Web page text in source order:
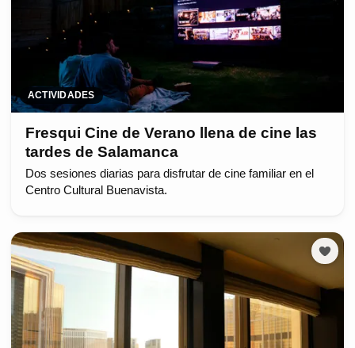
ACTIVIDADES
Fresqui Cine de Verano llena de cine las
tardes de Salamanca
Dos sesiones diarias para disfrutar de cine familiar en el
Centro Cultural Buenavista.